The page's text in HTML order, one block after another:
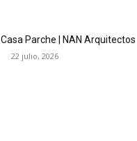
Casa Parche | NAN Arquitectos
22 julio, 2026